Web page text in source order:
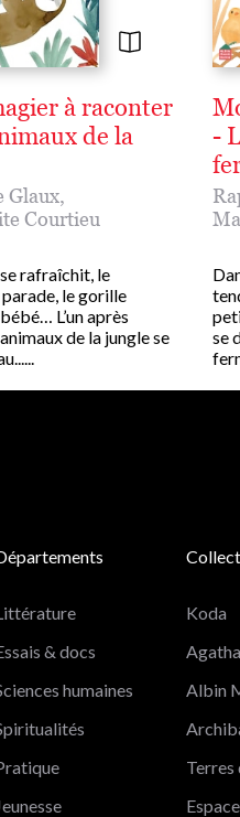
à raconter
de la
Glaux,
Courtieu
se rafraîchit, le
le gorille
L’un après
de la jungle se
-
se
& docs
humaines
Koda
Albin
Terres